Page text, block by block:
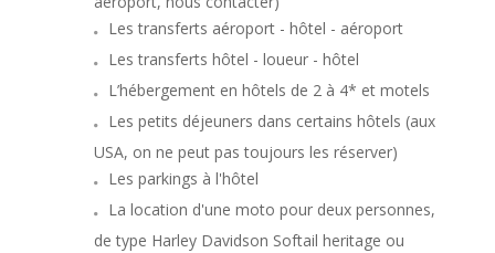
Les transferts aéroport - hôtel - aéroport
Les transferts hôtel - loueur - hôtel
L’hébergement en hôtels de 2 à 4* et motels
Les petits déjeuners dans certains hôtels (aux
USA, on ne peut pas toujours les réserver)
Les parkings à l'hôtel
La location d'une moto pour deux personnes,
de type Harley Davidson Softail heritage ou